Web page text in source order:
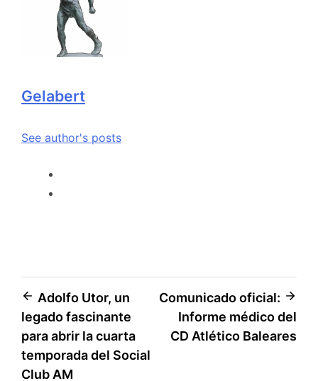
Gelabert
See author's posts
Adolfo Utor, un
legado fascinante
para abrir la cuarta
temporada del Social
Club AM
Comunicado oficial:
Informe médico del
CD Atlético Baleares